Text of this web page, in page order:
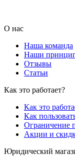
О нас
Наша команда
Наши
Отзывы
Статьи
Как это работает?
Как это
Как
Ограничение
Акции и
Юридический